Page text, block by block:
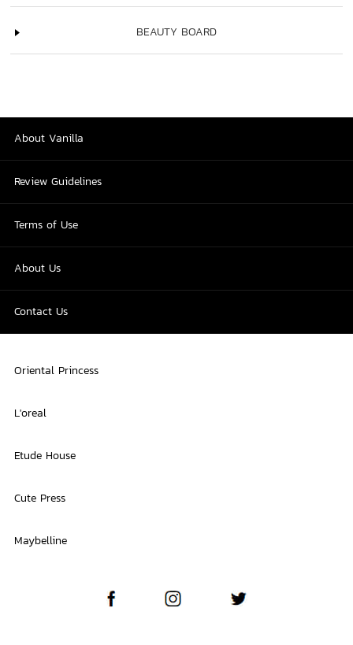
BEAUTY BOARD
About Vanilla
Review Guidelines
Terms of Use
About Us
Contact Us
Oriental Princess
L'oreal
Etude House
Cute Press
Maybelline